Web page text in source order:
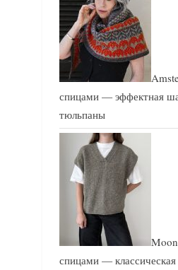
спицами — эффектная
тюльпаны
Moon
спицами — классическая